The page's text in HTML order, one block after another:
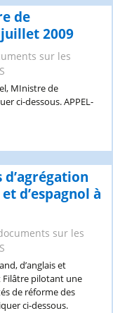
de
2009
sur les
MInistre de
ci-dessous. APPEL-
d’espagnol à
sur les
d’anglais et
Filâtre pilotant une
de réforme des
ci-dessous.